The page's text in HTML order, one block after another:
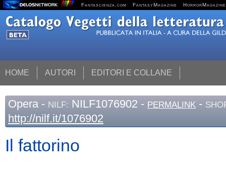
Fantascienza.com FantasyMagazine HorrorMagazine
HOME AUTORI EDITORI E COLLANE
Opera - NILF: NILF1076902 - PERMALINK -
http://nilf.it/1076902
Il fattorino